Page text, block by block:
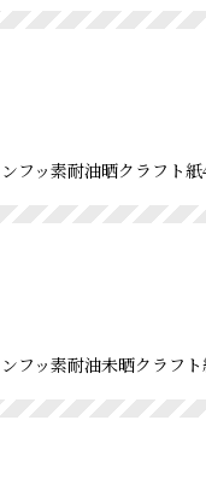
素耐油晒クラフト
素耐油未晒クラフ